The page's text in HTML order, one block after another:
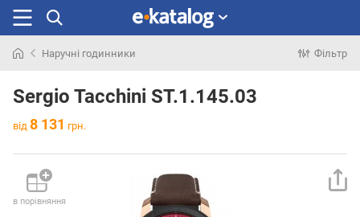
раніше
Наручні годинники Фільтр
Sergio Tacchini ST.1.145.03
від 8 131 грн.
в порівняння